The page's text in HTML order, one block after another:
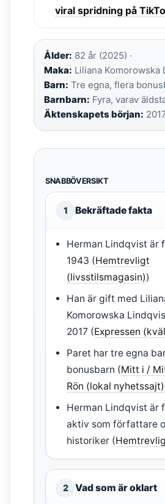
viral spridning på
Ålder: 82 år (2025) ·
Maka: Liliana Komorowska
Barn: Tre egna, flera
Barnbarn: Fyra, varav
Äktenskapets början:
SNABBÖVERSIKT
1 Bekräftade fakta
Herman Lindqvist är
1943 (Hemtrevligt
(livsstilsmagasin))
Han är gift med
Komorowska
2017 (Expressen
Paret har tre egna
bonusbarn (Mitt i /
Rön (lokal nyhetssajt)
Herman Lindqvist är
aktiv som författare
historiker (
2 Vad som är oklart